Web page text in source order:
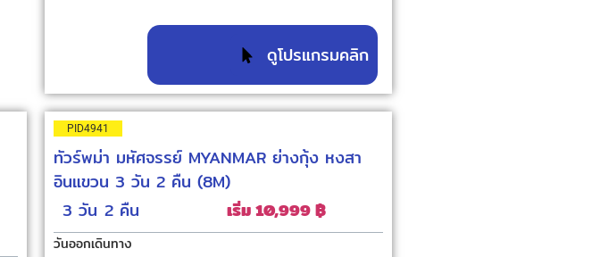
ดูโปรแกรมคลิก
PID4941
ทัวร์พม่า มหัศจรรย์ MYANMAR ย่างกุ้ง หงสา
อินแขวน 3 วัน 2 คืน (8M)
3 วัน 2 คืน เริ่ม 10,999 ฿
วันออกเดินทาง